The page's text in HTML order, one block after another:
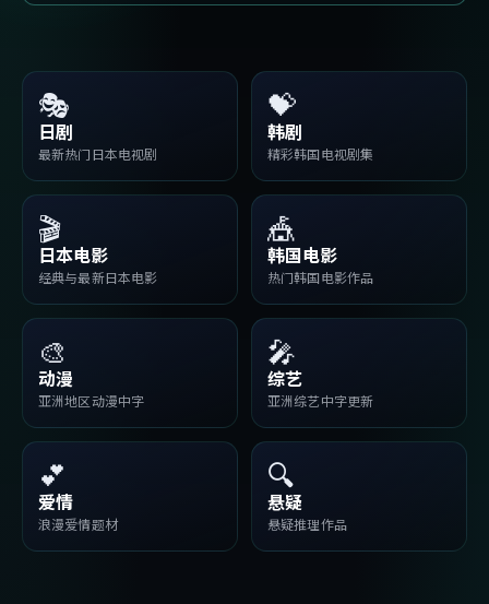
🎭
日剧
最新热门日本电视剧
💝
韩剧
精彩韩国电视剧集
🎬
日本电影
经典与最新日本电影
🎪
韩国电影
热门韩国电影作品
🎨
动漫
亚洲地区动漫中字
🎤
综艺
亚洲综艺中字更新
💕
爱情
浪漫爱情题材
🔍
悬疑
悬疑推理作品